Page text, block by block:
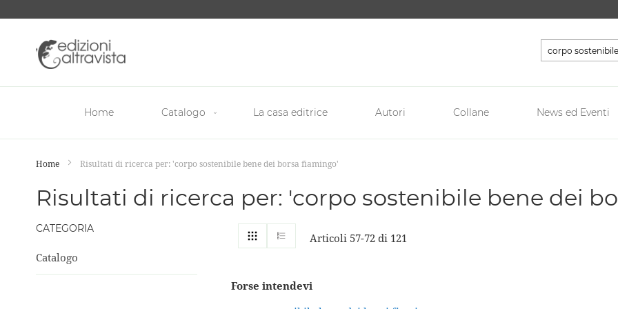
contenuto
Home Catalogo La casa editrice Autori Collane News ed Eventi
Home Risultati di ricerca per: 'corpo sostenibile bene dei borsa fiamingo'
Risultati di ricerca per: 'corpo sostenibile bene dei
Mostra
come
Griglia Articoli 57-72 di 121
Forse intendevi
CATEGORIA
Catalogo